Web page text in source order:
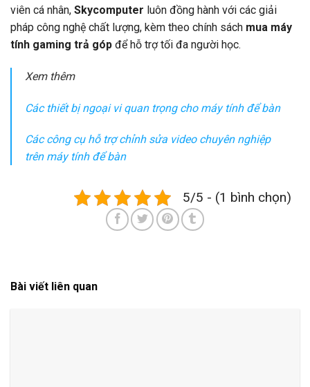
viên cá nhân, Skycomputer luôn đồng hành với các giải
pháp công nghệ chất lượng, kèm theo chính sách mua máy
tính gaming trả góp để hỗ trợ tối đa người học.
Xem thêm
Các thiết bị ngoại vi quan trọng cho máy tính để bàn
Các công cụ hỗ trợ chỉnh sửa video chuyên nghiệp
trên máy tính để bàn
5/5 - (1 bình chọn)
Bài viết liên quan